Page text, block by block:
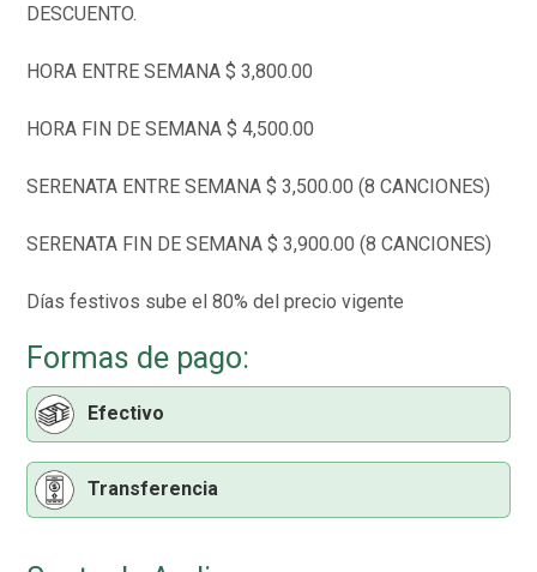
DESCUENTO.
HORA ENTRE SEMANA $ 3,800.00
HORA FIN DE SEMANA $ 4,500.00
SERENATA ENTRE SEMANA $ 3,500.00 (8 CANCIONES)
SERENATA FIN DE SEMANA $ 3,900.00 (8 CANCIONES)
Días festivos sube el 80% del precio vigente
Formas de pago:
Efectivo
Transferencia